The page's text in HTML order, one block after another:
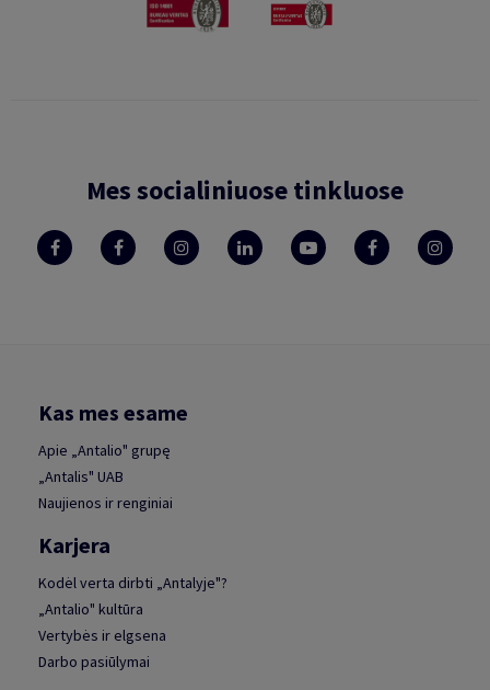
Mes socialiniuose tinkluose
Kas mes esame
Apie „Antalio" grupę
„Antalis" UAB
Naujienos ir renginiai
Karjera
Kodėl verta dirbti „Antalyje"?
„Antalio" kultūra
Vertybės ir elgsena
Darbo pasiūlymai